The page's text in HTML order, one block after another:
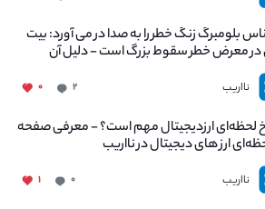
بلومبرگ زنگ خطر را به صدا در می آورد: بیت
در معرض خطر سقوط بزرگ است - دلیل آن
نااریب ۲ ۰
لحظه‌ای ارزدیجیتال مهم است؟ - معرفی صفحه
ارز های دیجیتال در نااریب
نااریب ۰ ۱